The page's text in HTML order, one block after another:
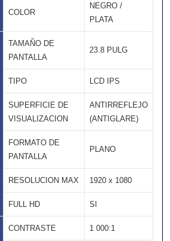
COLOR
NEGRO /
PLATA
TAMAÑO DE
PANTALLA
23.8 PULG
TIPO LCD IPS
SUPERFICIE DE
VISUALIZACION
ANTIRREFLEJO
(ANTIGLARE)
FORMATO DE
PANTALLA
PLANO
RESOLUCION MAX 1920 x 1080
FULL HD SI
CONTRASTE 1 000:1